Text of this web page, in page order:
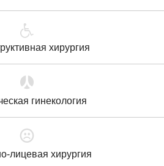
хирургия
гинекология
лицевая хирургия